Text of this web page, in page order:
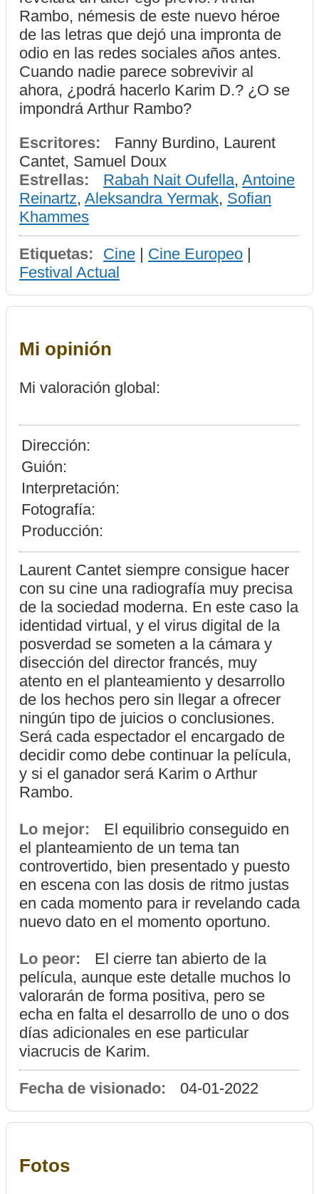
Rambo, némesis de este nuevo héroe
de las letras que dejó una impronta de
odio en las redes sociales años antes.
Cuando nadie parece sobrevivir al
ahora, ¿podrá hacerlo Karim D.? ¿O se
impondrá Arthur Rambo?
Escritores:
Fanny Burdino, Laurent
Cantet, Samuel Doux
Estrellas:
Rabah Nait Oufella, Antoine
Reinartz, Aleksandra Yermak, Sofian
Khammes
Etiquetas: Cine | Cine Europeo |
Festival Actual
Mi opinión
Mi valoración global:
Dirección:
Guión:
Interpretación:
Fotografía:
Producción:
Laurent Cantet siempre consigue hacer
con su cine una radiografía muy precisa
de la sociedad moderna. En este caso la
identidad virtual, y el virus digital de la
posverdad se someten a la cámara y
disección del director francés, muy
atento en el planteamiento y desarrollo
de los hechos pero sin llegar a ofrecer
ningún tipo de juicios o conclusiones.
Será cada espectador el encargado de
decidir como debe continuar la película,
y si el ganador será Karim o Arthur
Rambo.
Lo mejor:
El equilibrio conseguido en
el planteamiento de un tema tan
controvertido, bien presentado y puesto
en escena con las dosis de ritmo justas
en cada momento para ir revelando cada
nuevo dato en el momento oportuno.
Lo peor:
El cierre tan abierto de la
película, aunque este detalle muchos lo
valorarán de forma positiva, pero se
echa en falta el desarrollo de uno o dos
días adicionales en ese particular
viacrucis de Karim.
Fecha de visionado: 04-01-2022
Fotos